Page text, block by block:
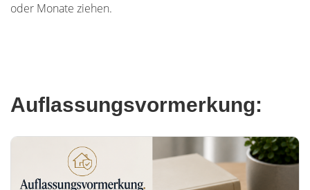
oder Monate ziehen.
Auflassungsvormerkung: